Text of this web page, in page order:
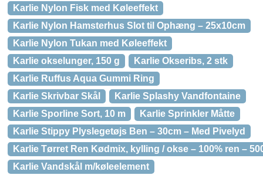
Karlie Nylon Fisk med Køleeffekt
Karlie Nylon Hamsterhus Slot til Ophæng – 25x10cm
Karlie Nylon Tukan med Køleeffekt
Karlie okselunger, 150 g
Karlie Okseribs, 2 stk
Karlie Ruffus Aqua Gummi Ring
Karlie Skrivbar Skål
Karlie Splashy Vandfontaine
Karlie Sporline Sort, 10 m
Karlie Sprinkler Måtte
Karlie Stippy Plyslegetøjs Ben – 30cm – Med Pivelyd
Karlie Tørret Ren Kødmix, kylling / okse – 100% ren –
Karlie Vandskål m/køleelement